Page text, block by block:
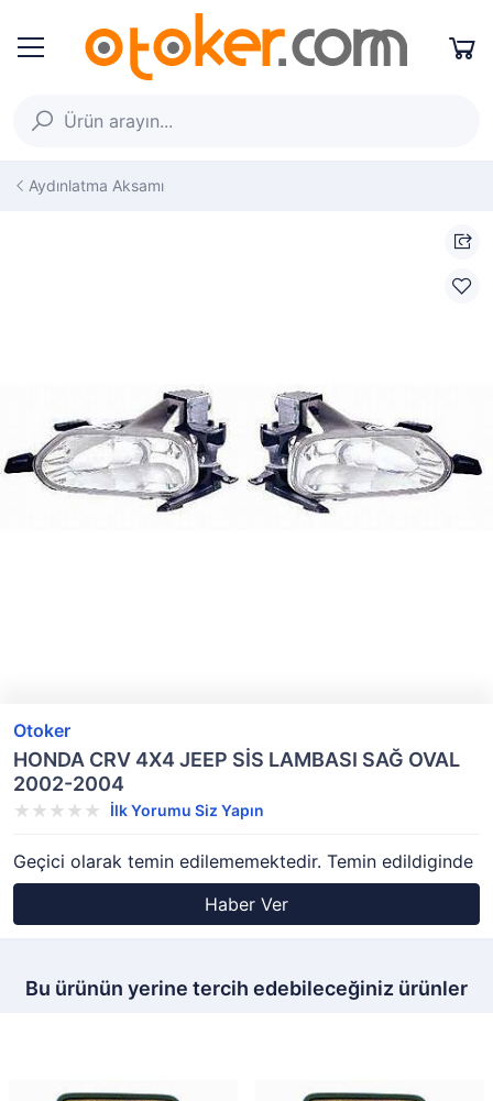
Aydınlatma Aksamı
Otoker
HONDA CRV 4X4 JEEP SİS LAMBASI SAĞ OVAL
2002-2004
İlk Yorumu Siz Yapın
Geçici olarak temin edilememektedir. Temin edildiginde
Haber Ver
Bu ürünün yerine tercih edebileceğiniz ürünler